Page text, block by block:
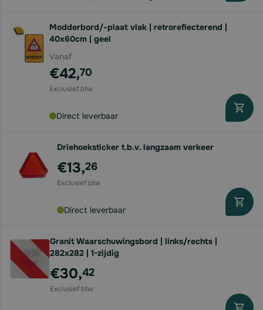
Modderbord/-plaat vlak | retroreflecterend |
40x60cm | geel
Vanaf
€42,70
Direct leverbaar
Driehoeksticker t.b.v. langzaam verkeer
€13,26
Direct leverbaar
Granit Waarschuwingsbord | links/rechts |
282x282 | 1-zijdig
€30,42